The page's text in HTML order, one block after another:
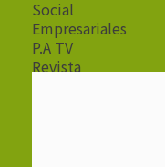
Social
Empresariales
P.A TV
Revista